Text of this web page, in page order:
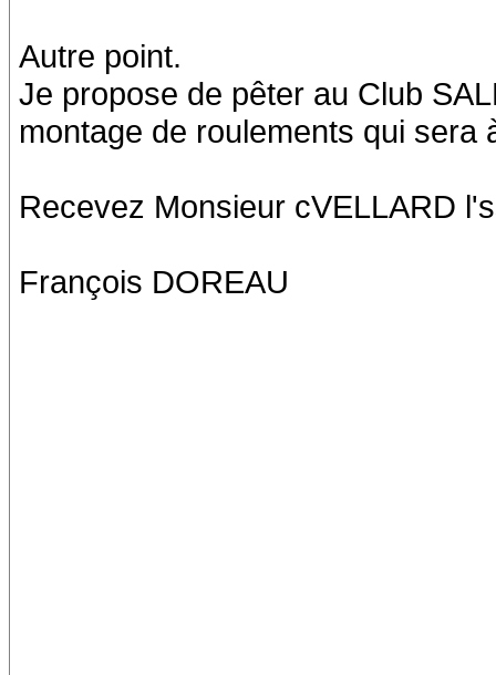
Autre point.
Je propose de pêter au Club
montage de roulements qui sera
Recevez Monsieur cVELLARD
François DOREAU